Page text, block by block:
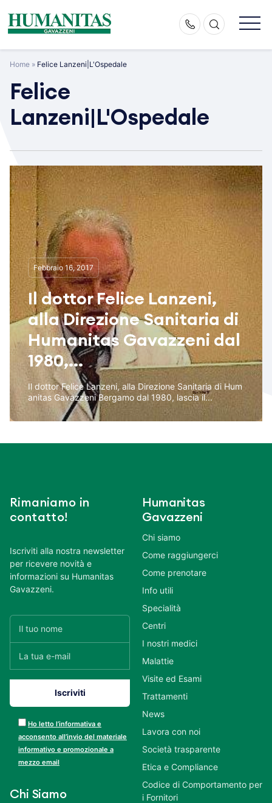
content
Home » Felice Lanzeni|L'Ospedale
Felice
Lanzeni|L'Ospedale
Febbraio 16, 2017
Il dottor Felice Lanzeni,
alla Direzione Sanitaria di
Humanitas Gavazzeni dal
1980,...
Il dottor Felice Lanzeni, alla Direzione Sanitaria di Hum
anitas Gavazzeni Bergamo dal 1980, lascia il...
Rimaniamo in
contatto!
Iscriviti alla nostra newsletter
per ricevere novità e
informazioni su Humanitas
Gavazzeni.
Ho letto l’informativa e
acconsento all’invio del materiale
informativo e promozionale a
mezzo email
Chi Siamo
Humanitas
Gavazzeni
Chi siamo
Come raggiungerci
Come prenotare
Info utili
Specialità
Centri
I nostri medici
Malattie
Visite ed Esami
Trattamenti
News
Lavora con noi
Società trasparente
Etica e Compliance
Codice di Comportamento per
i Fornitori